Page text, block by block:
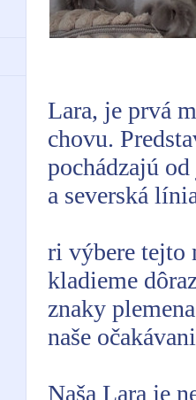
Lara, je prvá
chovu.
pochádzajú
a severská
ri výbere tejto
kladieme
znaky
naše
Naša Lara je